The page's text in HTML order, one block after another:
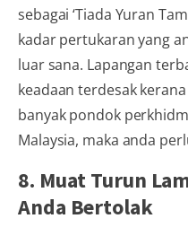
sebagai ‘Tiada Yuran
kadar pertukaran yang
luar sana. Lapangan
keadaan terdesak
banyak pondok
Malaysia, maka anda
8. Muat Turun
Anda Bertolak